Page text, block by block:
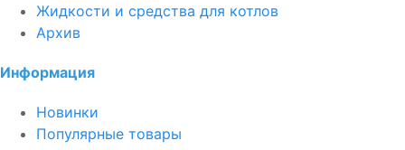
Жидкости и средства для котлов
Архив
Информация
Новинки
Популярные товары